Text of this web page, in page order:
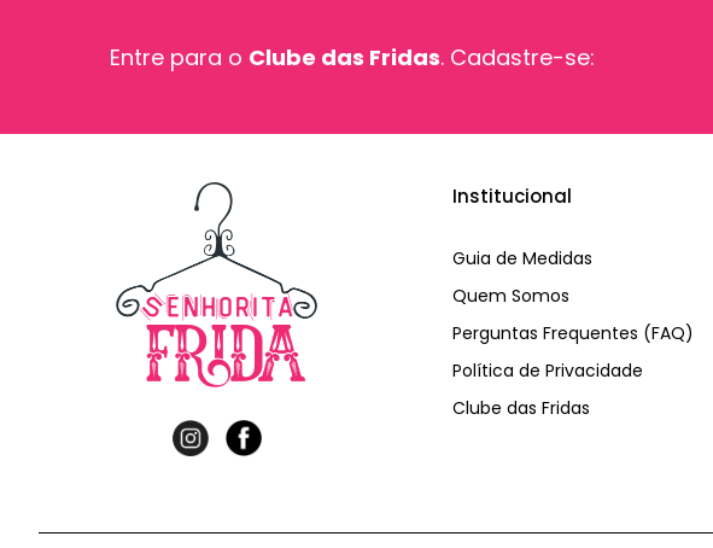
Entre para o Clube das Fridas. Cadastre-se:
Institucional
Guia de Medidas
Quem Somos
Perguntas Frequentes (FAQ)
Política de Privacidade
Clube das Fridas